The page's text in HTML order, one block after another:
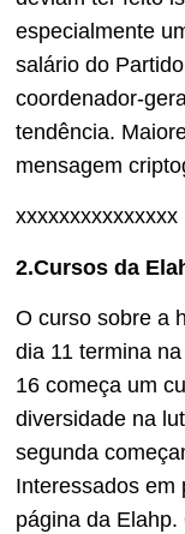
especialmente
salário do
coordenador-
tendência.
mensagem
xxxxxxxxxxxxxxx
2.Cursos da
O curso sobre a
dia 11 termina
16 começa um
diversidade na
segunda
Interessados em
página da